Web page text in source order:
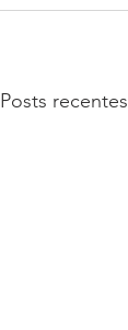
Posts recentes